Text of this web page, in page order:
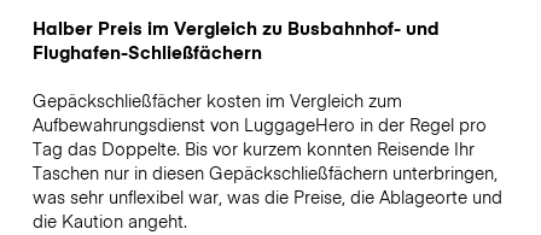
Halber Preis im Vergleich zu Busbahnhof- und
Flughafen-Schließfächern
Gepäckschließfächer kosten im Vergleich zum
Aufbewahrungsdienst von LuggageHero in der Regel pro
Tag das Doppelte. Bis vor kurzem konnten Reisende Ihr
Taschen nur in diesen Gepäckschließfächern unterbringen,
was sehr unflexibel war, was die Preise, die Ablageorte und
die Kaution angeht.